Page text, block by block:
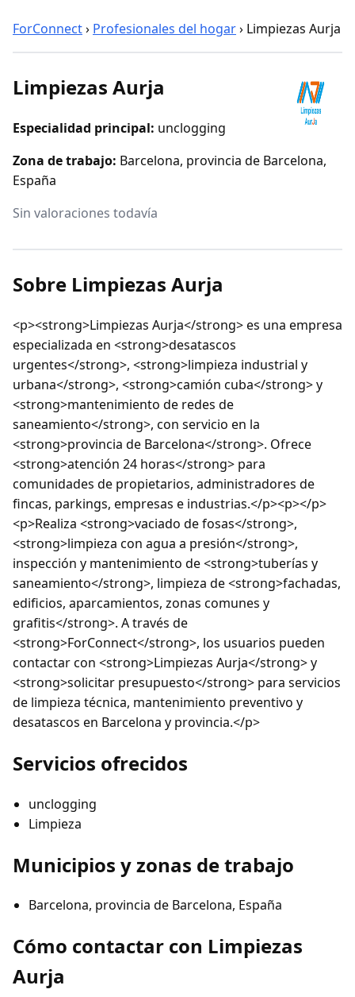
ForConnect› Profesionales del hogar› Limpiezas Aurja
Limpiezas Aurja
Especialidad principal: unclogging
Zona de trabajo: Barcelona, provincia de Barcelona,
España
Sin valoraciones todavía
Sobre Limpiezas Aurja
<p><strong>Limpiezas Aurja</strong> es una empresa
especializada en <strong>desatascos
urgentes</strong>, <strong>limpieza industrial y
urbana</strong>, <strong>camión cuba</strong> y
<strong>mantenimiento de redes de
saneamiento</strong>, con servicio en la
<strong>provincia de Barcelona</strong>. Ofrece
<strong>atención 24 horas</strong> para
comunidades de propietarios, administradores de
fincas, parkings, empresas e industrias.</p><p></p>
<p>Realiza <strong>vaciado de fosas</strong>,
<strong>limpieza con agua a presión</strong>,
inspección y mantenimiento de <strong>tuberías y
saneamiento</strong>, limpieza de <strong>fachadas,
edificios, aparcamientos, zonas comunes y
grafitis</strong>. A través de
<strong>ForConnect</strong>, los usuarios pueden
contactar con <strong>Limpiezas Aurja</strong> y
<strong>solicitar presupuesto</strong> para servicios
de limpieza técnica, mantenimiento preventivo y
desatascos en Barcelona y provincia.</p>
Servicios ofrecidos
unclogging
Limpieza
Municipios y zonas de trabajo
Barcelona, provincia de Barcelona, España
Cómo contactar con Limpiezas
Aurja